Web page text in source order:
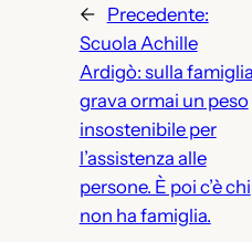
←
Precedente:
Scuola Achille
Ardigò: sulla famiglia
grava ormai un peso
insostenibile per
l’assistenza alle
persone. È poi c’è chi
non ha famiglia.